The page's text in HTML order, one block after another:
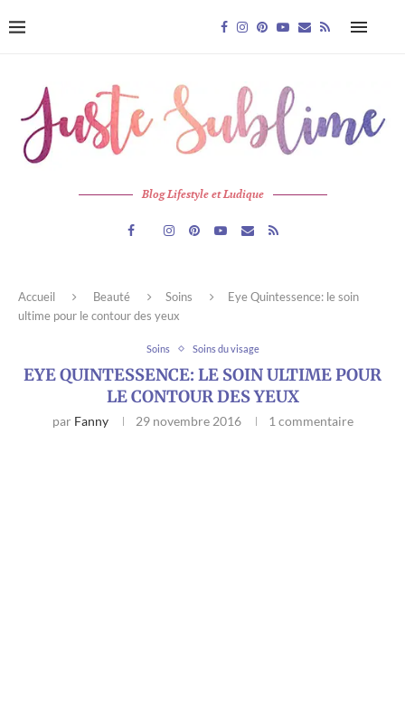
Blog Lifestyle et Ludique
Accueil Beauté Soins
Eye Quintessence: le soin
ultime pour le contour des yeux
Soins Soins du visage
EYE QUINTESSENCE: LE SOIN ULTIME POUR
LE CONTOUR DES YEUX
par Fanny 29 novembre 2016 1 commentaire